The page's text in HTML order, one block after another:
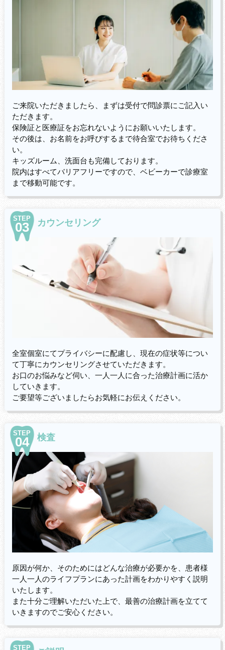
ご来院いただきましたら、まずは受付で問診票にご記入い
ただきます。
保険証と医療証をお忘れないようにお願いいたします。
その後は、お名前をお呼びするまで待合室でお待ちくださ
い。
キッズルーム、洗面台も完備しております。
院内はすべてバリアフリーですので、ベビーカーで診療室
まで移動可能です。
STEP
03 カウンセリング
全室個室にてプライバシーに配慮し、現在の症状等につい
て丁寧にカウンセリングさせていただきます。
お口のお悩みなど伺い、一人一人に合った治療計画に活か
していきます。
ご要望等ございましたらお気軽にお伝えください。
STEP
04 検査
原因が何か、そのためにはどんな治療が必要かを、患者様
一人一人のライフプランにあった計画をわかりやすく説明
いたします。
また十分ご理解いただいた上で、最善の治療計画を立てて
いきますのでご安心ください。
STEP